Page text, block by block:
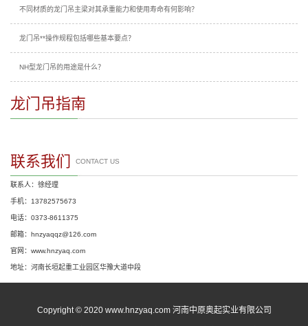
不同材质的龙门吊主梁对其承重能力和使用寿命有何影响？
龙门吊**操作规程包括哪些基本要点？
NH型龙门吊的用途是什么？
龙门吊指南
联系我们 CONTACT US
联系人：徐经理
手机：13782575673
电话：0373-8611375
邮箱：hnzyaqqz@126.com
官网：www.hnzyaq.com
地址：河南长垣起重工业园区华豫大道中段
Copyright © 2020 www.hnzyaq.com 河南中原奥起实业有限公司